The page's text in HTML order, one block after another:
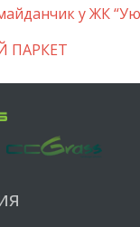
у ЖК
ПАРКЕТ